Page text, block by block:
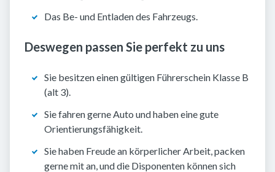
Das Be- und Entladen des Fahrzeugs.
Deswegen passen Sie perfekt zu uns
Sie besitzen einen gültigen Führerschein Klasse B
(alt 3).
Sie fahren gerne Auto und haben eine gute
Orientierungsfähigkeit.
Sie haben Freude an körperlicher Arbeit, packen
gerne mit an, und die Disponenten können sich